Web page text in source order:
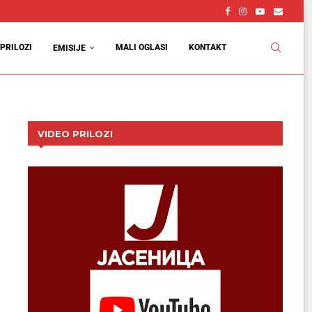
PRILOZI EMISIJE MALI OGLASI KONTAKT
VIDEO PRILOZI